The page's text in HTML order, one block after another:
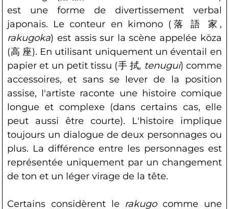
est une forme de divertissement verbal
japonais. Le conteur en kimono (落 語 家,
rakugoka) est assis sur la scène appelée kōza
(高 座). En utilisant uniquement un éventail en
papier et un petit tissu (手 拭, tenugui) comme
accessoires, et sans se lever de la position
assise, l'artiste raconte une histoire comique
longue et complexe (dans certains cas, elle
peut aussi être courte). L'histoire implique
toujours un dialogue de deux personnages ou
plus. La différence entre les personnages est
représentée uniquement par un changement
de ton et un léger virage de la tête.
Certains considèrent le rakugocomme une